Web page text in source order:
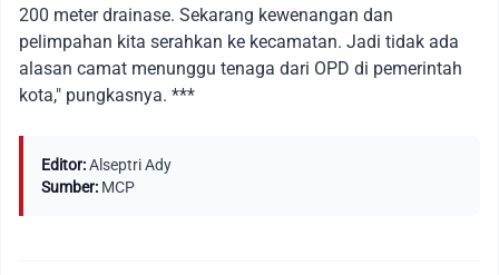
200 meter drainase. Sekarang kewenangan dan
pelimpahan kita serahkan ke kecamatan. Jadi tidak ada
alasan camat menunggu tenaga dari OPD di pemerintah
kota," pungkasnya. ***
Editor:Alseptri Ady
Sumber: MCP